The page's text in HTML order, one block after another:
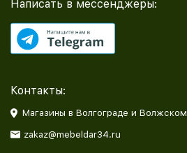
Написать в мессенджеры:
Контакты:
Магазины в Волгограде и Волжском
zakaz@mebeldar34.ru